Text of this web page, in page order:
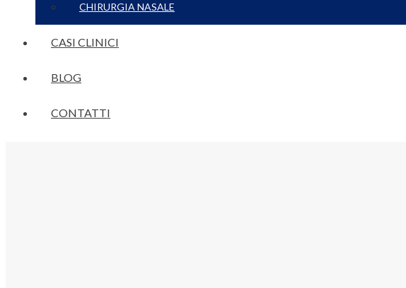
CHIRURGIA NASALE
CASI CLINICI
BLOG
CONTATTI